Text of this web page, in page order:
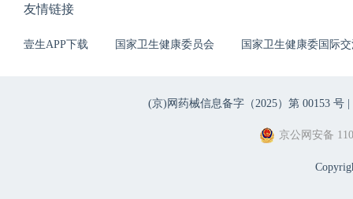
友情链接
壹生APP下载 国家卫生健康委员会 国家卫生健康委国际
(京)网药械信息备字（2025）第 00153 号 |
京公网安备